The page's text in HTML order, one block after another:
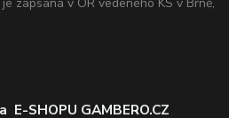
E-SHOPU GAMBERO.CZ